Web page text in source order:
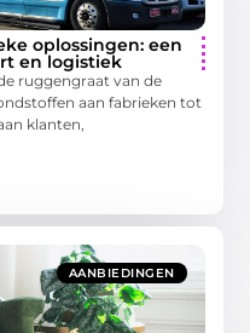
oplossingen: een
en logistiek
ruggengraat van de
aan fabrieken tot
klanten,
AANBIEDINGEN